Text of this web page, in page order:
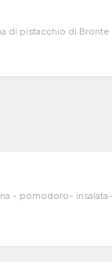
di pistacchio di Bronte
- pomodoro-